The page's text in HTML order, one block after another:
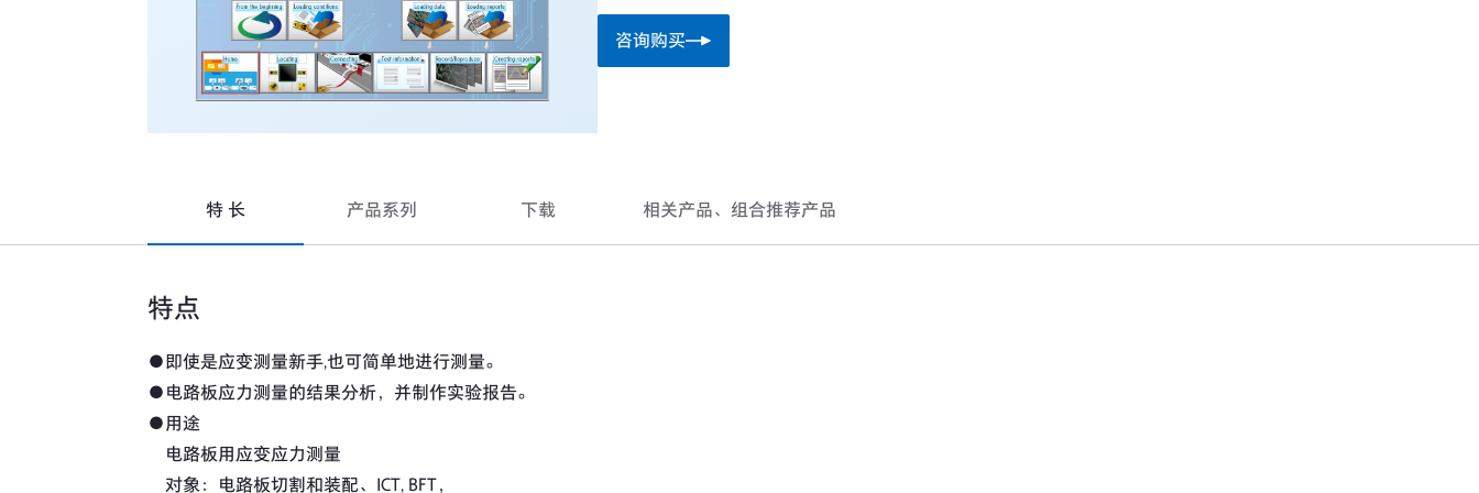
咨询购买
特 长 产品系列 下载 相关产品、组合推荐产品
特点
●即使是应变测量新手,也可简单地进行测量。
●电路板应力测量的结果分析，并制作实验报告。
●用途
电路板用应变应力测量
对象：电路板切割和装配、ICT, BFT，